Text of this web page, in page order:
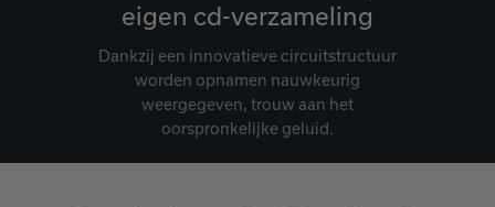
eigen cd-verzameling
Dankzij een innovatieve circuitstructuur
worden opnamen nauwkeurig
weergegeven, trouw aan het
oorspronkelijke geluid.